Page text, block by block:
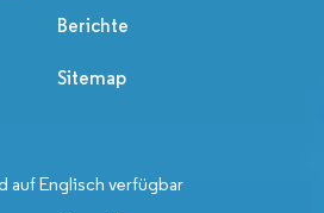
Berichte
Sitemap
auf Englisch verfügbar